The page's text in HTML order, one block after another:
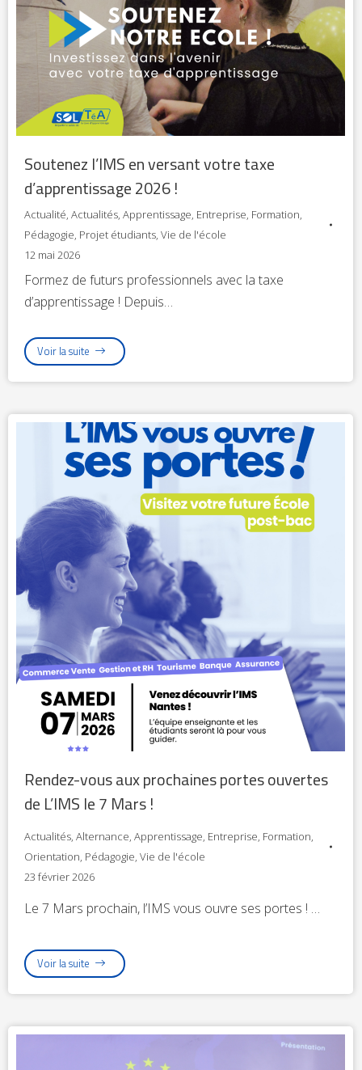
Soutenez l’IMS en versant votre taxe
d’apprentissage 2026 !
Actualité, Actualités, Apprentissage, Entreprise, Formation,
Pédagogie, Projet étudiants, Vie de l'école
12 mai 2026
Formez de futurs professionnels avec la taxe
d’apprentissage ! Depuis…
Voir la suite
Rendez-vous aux prochaines portes ouvertes
de L’IMS le 7 Mars !
Actualités, Alternance, Apprentissage, Entreprise, Formation,
Orientation, Pédagogie, Vie de l'école
23 février 2026
Le 7 Mars prochain, l’IMS vous ouvre ses portes ! …
Voir la suite